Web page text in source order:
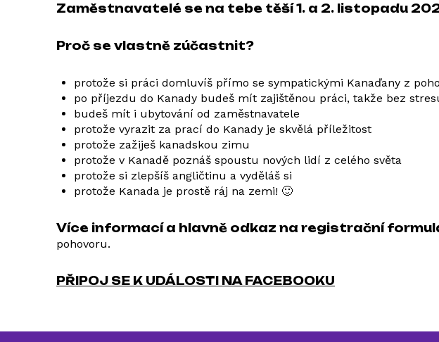
Zaměstnavatelé se na tebe těší 1. a 2. listopadu
Proč se vlastně zúčastnit?
protože si práci domluvíš přímo se sympatickými Kanaďany z
po příjezdu do Kanady budeš mít zajištěnou práci, takže bez
budeš mít i ubytování od zaměstnavatele
protože vyrazit za prací do Kanady je skvělá příležitost
protože zažiješ kanadskou zimu
protože v Kanadě poznáš spoustu nových lidí z celého světa
protože si zlepšíš angličtinu a vyděláš si
protože Kanada je prostě ráj na zemi! 🙂
Více informací a hlavně odkaz na registrační
pohovoru.
PŘIPOJ SE K UDÁLOSTI NA FACEBOOKU